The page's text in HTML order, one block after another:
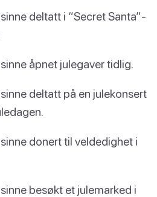
deltatt i “Secret Santa”-
åpnet julegaver tidlig.
deltatt på en julekonsert
donert til veldedighet i
besøkt et julemarked i